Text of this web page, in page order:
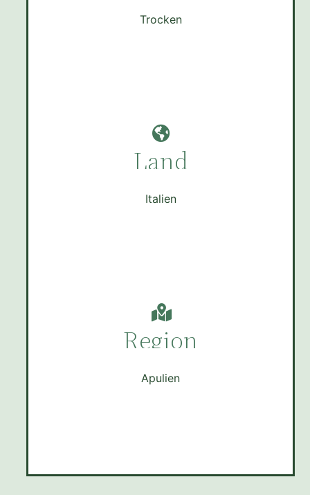
Trocken
Land
Italien
Region
Apulien